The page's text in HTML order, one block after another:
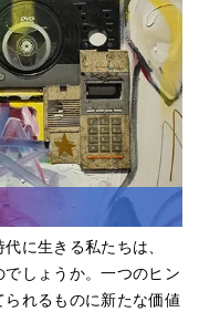
に生きる私たちは、
でしょうか。一つのヒン
られるものに新たな価値